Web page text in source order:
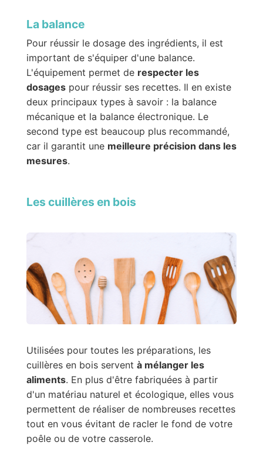
La balance
Pour réussir le dosage des ingrédients, il est
important de s'équiper d'une balance.
L'équipement permet de respecter les
dosagespour réussir ses recettes. Il en existe
deux principaux types à savoir : la balance
mécanique et la balance électronique. Le
second type est beaucoup plus recommandé,
car il garantit une meilleure précision dans les
mesures.
Les cuillères en bois
Utilisées pour toutes les préparations, les
cuillères en bois servent à mélanger les
aliments. En plus d'être fabriquées à partir
d'un matériau naturel et écologique, elles vous
permettent de réaliser de nombreuses recettes
tout en vous évitant de racler le fond de votre
poêle ou de votre casserole.